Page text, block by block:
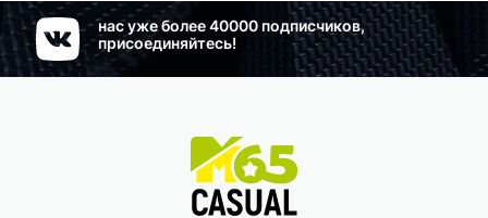
нас уже более 40000 подписчиков,
присоединяйтесь!